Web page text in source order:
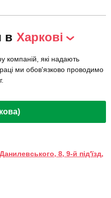
в Харкові
компаній, які надають
ми обов'язково проводимо
8, 9-й під'їзд,